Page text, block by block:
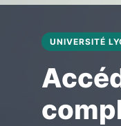
UNIVERSITÉ